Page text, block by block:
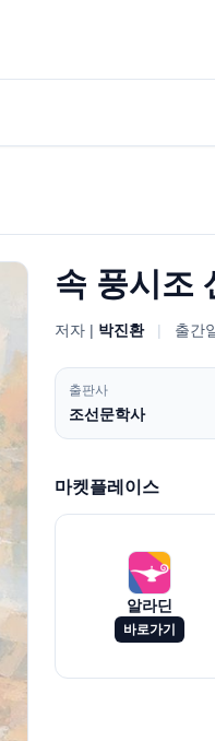
속 풍시조
저자 | 박진환 | 출간
출판사
조선문학사
마켓플레이스
알라딘
바로가기